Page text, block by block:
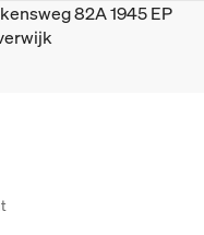
82A 1945 EP